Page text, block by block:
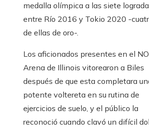
medalla olímpica a las siete
entre Río 2016 y Tokio 2020 -
de ellas de oro-.
Los aficionados presentes en el
Arena de Illinois vitorearon a Biles
después de que esta completara
potente voltereta en su rutina de
ejercicios de suelo, y el público la
reconoció cuando clavó un difícil